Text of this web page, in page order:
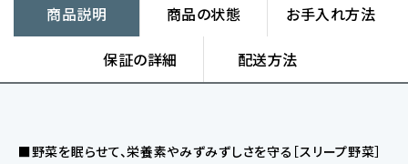
商品説明 商品の状態 お手入れ方法
保証の詳細 配送方法
■野菜を眠らせて、栄養素やみずみずしさを守る［スリープ野菜］